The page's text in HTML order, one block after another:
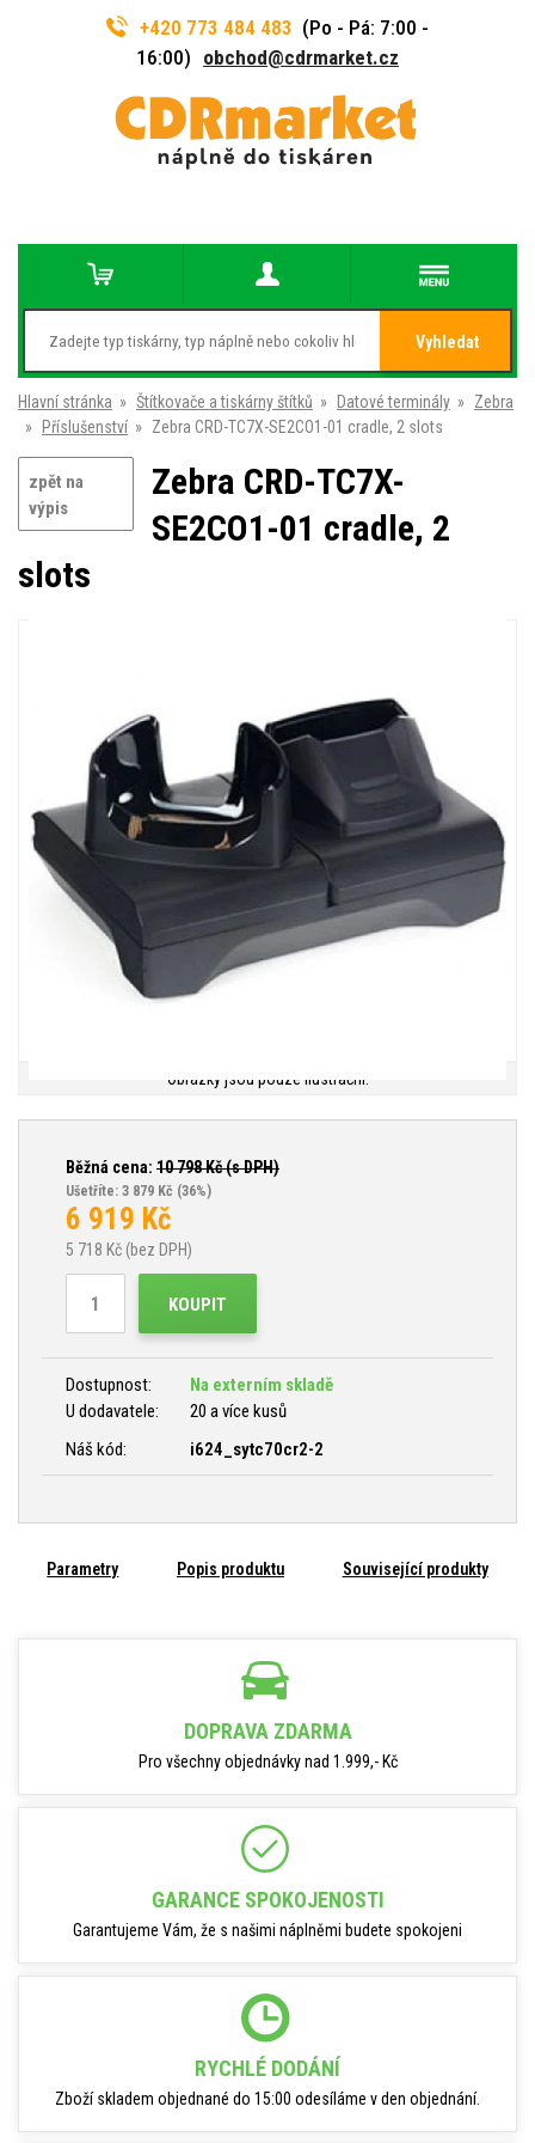
+420 773 484 483 (Po - Pá: 7:00 -
16:00) obchod@cdrmarket.cz
Vyhledat
Hlavní stránka » Štítkovače a tiskárny štítků » Datové terminály » Zebra
»
Příslušenství » Zebra CRD-TC7X-SE2CO1-01 cradle, 2 slots
zpět na
výpis
Zebra CRD-TC7X-
SE2CO1-01 cradle, 2
slots
Obrázky jsou pouze ilustrační.
Běžná cena: 10 798Kč (s DPH)
Ušetříte: 3 879 Kč (36%)
6 919 Kč
5 718 Kč (bez DPH)
KOUPIT
Dostupnost:
Na externím skladě
U dodavatele:
20 a více kusů
Náš kód:
i624_sytc70cr2-2
Parametry Popis produktu Související produkty
DOPRAVA ZDARMA
Pro všechny objednávky nad 1.999,- Kč
GARANCE SPOKOJENOSTI
Garantujeme Vám, že s našimi náplněmi budete spokojeni
RYCHLÉ DODÁNÍ
Zboží skladem objednané do 15:00 odesíláme v den objednání.